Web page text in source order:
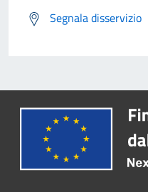
Segnala disservizio